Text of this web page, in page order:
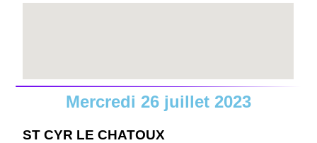
Mercredi 26 juillet 2023
ST CYR LE CHATOUX